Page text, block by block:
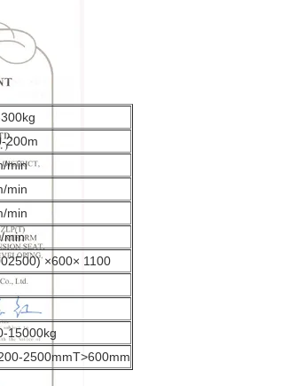
200m
min
min
min
min
×600× 1100
15000kg
2500mmT>600mm